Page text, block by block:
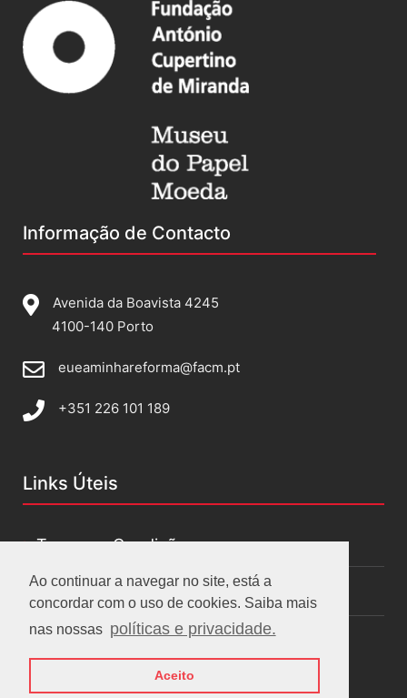
Ao continuar a navegar no site, está a
concordar com o uso de cookies. Saiba mais
nas nossas políticas e privacidade.
Aceito
Informação de Contacto
Avenida da Boavista 4245
4100-140 Porto
eueaminhareforma@facm.pt
+351 226 101 189
Links Úteis
Termos e Condições
Políticas de privacidade